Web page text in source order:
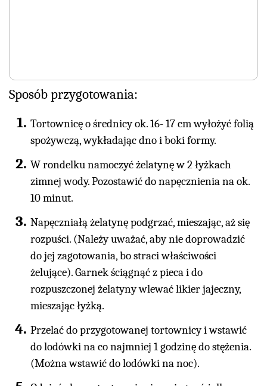
Sposób przygotowania:
Tortownicę o średnicy ok. 16- 17 cm wyłożyć folią
spożywczą, wykładając dno i boki formy.
W rondelku namoczyć żelatynę w 2 łyżkach
zimnej wody. Pozostawić do napęcznienia na ok.
10 minut.
Napęczniałą żelatynę podgrzać, mieszając, aż się
rozpuści. (Należy uważać, aby nie doprowadzić
do jej zagotowania, bo straci właściwości
żelujące). Garnek ściągnąć z pieca i do
rozpuszczonej żelatyny wlewać likier jajeczny,
mieszając łyżką.
Przelać do przygotowanej tortownicy i wstawić
do lodówki na co najmniej 1 godzinę do stężenia.
(Można wstawić do lodówki na noc).